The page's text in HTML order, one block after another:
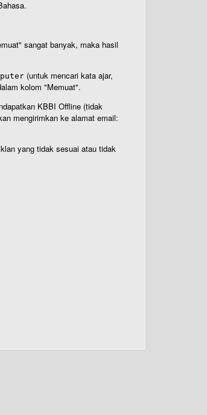
sangat banyak, maka hasil
(untuk mencari kata ajar,
kolom "Memuat".
KBBI Offline (tidak
mengirimkan ke alamat email:
yang tidak sesuai atau tidak